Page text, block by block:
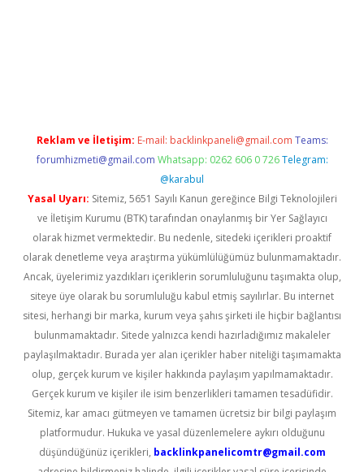
Reklam ve İletişim: E-mail: backlinkpaneli@gmail.com Teams:
forumhizmeti@gmail.com Whatsapp: 0262 606 0 726 Telegram:
@karabul
Yasal Uyarı: Sitemiz, 5651 Sayılı Kanun gereğince Bilgi Teknolojileri
ve İletişim Kurumu (BTK) tarafından onaylanmış bir Yer Sağlayıcı
olarak hizmet vermektedir. Bu nedenle, sitedeki içerikleri proaktif
olarak denetleme veya araştırma yükümlülüğümüz bulunmamaktadır.
Ancak, üyelerimiz yazdıkları içeriklerin sorumluluğunu taşımakta olup,
siteye üye olarak bu sorumluluğu kabul etmiş sayılırlar. Bu internet
sitesi, herhangi bir marka, kurum veya şahıs şirketi ile hiçbir bağlantısı
bulunmamaktadır. Sitede yalnızca kendi hazırladığımız makaleler
paylaşılmaktadır. Burada yer alan içerikler haber niteliği taşımamakta
olup, gerçek kurum ve kişiler hakkında paylaşım yapılmamaktadır.
Gerçek kurum ve kişiler ile isim benzerlikleri tamamen tesadüfidir.
Sitemiz, kar amacı gütmeyen ve tamamen ücretsiz bir bilgi paylaşım
platformudur. Hukuka ve yasal düzenlemelere aykırı olduğunu
düşündüğünüz içerikleri, backlinkpanelicomtr@gmail.com